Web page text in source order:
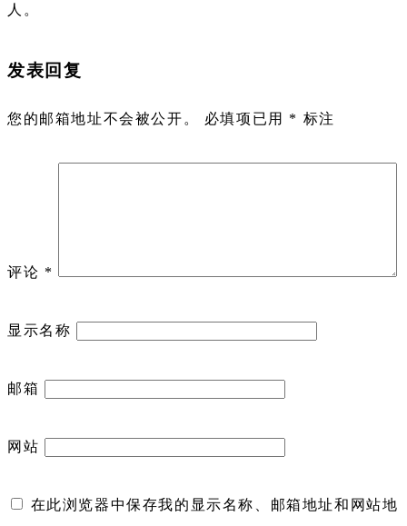
人。
发表回复
您的邮箱地址不会被公开。 必填项已用 * 标注
评论 *
显示名称
邮箱
网站
在此浏览器中保存我的显示名称、邮箱地址和网站地